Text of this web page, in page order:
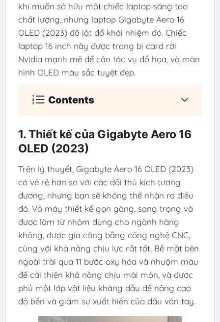
khi muốn sở hữu một chiếc laptop sáng tạo
chất lượng, nhưng laptop Gigabyte Aero 16
OLED (2023) đã lật đổ khái nhiệm đó. Chiếc
laptop 16 inch này được trang bị card rời
Nvidia mạnh mẽ để cân tác vụ đồ họa, và màn
hình OLED màu sắc tuyệt đẹp.
Contents
1. Thiết kế của Gigabyte Aero 16
OLED (2023)
Trên lý thuyết, Gigabyte Aero 16 OLED (2023)
có vẻ rẻ hơn so với các đối thủ kích tương
đương, nhưng bạn sẽ không thể nhận ra điều
đó. Vỏ máy thiết kế gọn gàng, sang trọng và
được làm từ nhôm dùng cho ngành hàng
không, được gia công bằng công nghệ CNC,
cùng với khả năng chịu lực rất tốt. Bề mặt bên
ngoài trải qua 11 bước oxy hóa và nhuộm màu
để cải thiện khả năng chịu mài mòn, và được
phủ một lớp vật liệu kháng dầu để nâng cao
độ bền và giảm sự xuất hiện của dấu vân tay.